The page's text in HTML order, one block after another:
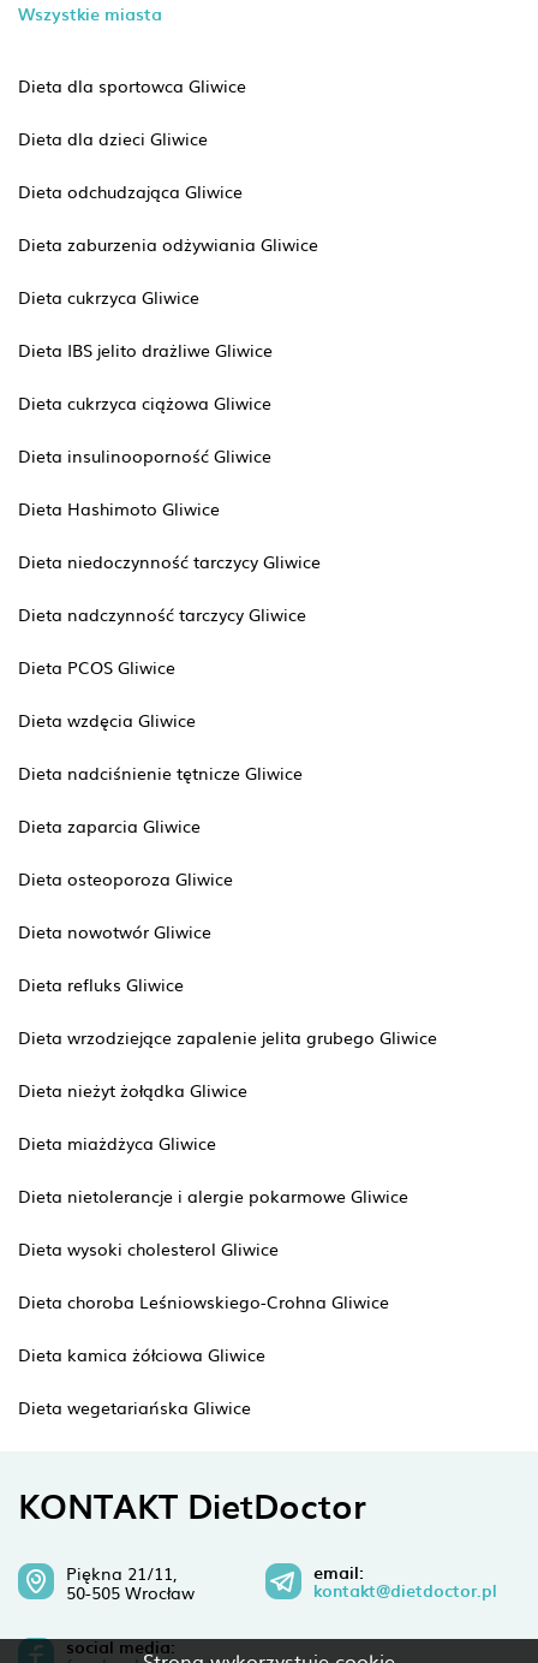
Wszystkie miasta
Dieta dla sportowca Gliwice
Dieta dla dzieci Gliwice
Dieta odchudzająca Gliwice
Dieta zaburzenia odżywiania Gliwice
Dieta cukrzyca Gliwice
Dieta IBS jelito drażliwe Gliwice
Dieta cukrzyca ciążowa Gliwice
Dieta insulinooporność Gliwice
Dieta Hashimoto Gliwice
Dieta niedoczynność tarczycy Gliwice
Dieta nadczynność tarczycy Gliwice
Dieta PCOS Gliwice
Dieta wzdęcia Gliwice
Dieta nadciśnienie tętnicze Gliwice
Dieta zaparcia Gliwice
Dieta osteoporoza Gliwice
Dieta nowotwór Gliwice
Dieta refluks Gliwice
Dieta wrzodziejące zapalenie jelita grubego Gliwice
Dieta nieżyt żołądka Gliwice
Dieta miażdżyca Gliwice
Dieta nietolerancje i alergie pokarmowe Gliwice
Dieta wysoki cholesterol Gliwice
Dieta choroba Leśniowskiego-Crohna Gliwice
Dieta kamica żółciowa Gliwice
Dieta wegetariańska Gliwice
KONTAKT DietDoctor
Piękna 21/11,
50-505 Wrocław
email:
kontakt@dietdoctor.pl
social media: